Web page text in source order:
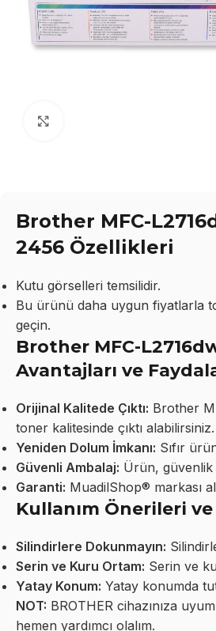
Brother MFC-
2456 Özellikleri
Kutu görselleri temsilidir.
Bu ürünü daha uygun fiyatlarla
geçin.
Brother MFC-
Avantajları ve
Orijinal Kalitede Çıktı: Brother
toner kalitesinde çıktı alabilirsiniz.
Yeniden Dolum İmkanı: Sıfır
Güvenli Ambalaj: Ürün, güvenlik
Garanti: MuadilShop® markası
Kullanım Önerileri
Silindirlere Dokunmayın:
Serin ve Kuru Ortam: Serin ve
Yatay Konum: Yatay konumda
NOT: BROTHER cihazınıza
hemen yardımcı olalım.